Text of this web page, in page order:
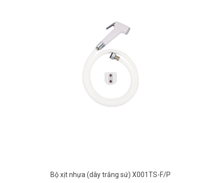
Bộ xịt nhựa (dây trắng sứ) X001TS-F/P